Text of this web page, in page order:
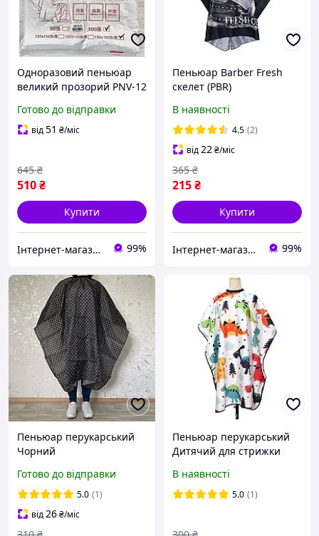
Одноразовий пеньюар
великий прозорий PNV-12
Готово до відправки
від51 ₴/міс
510₴
645 ₴
Купити
Інтернет-магазин Star Beauty 99%
Пеньюар Barber Fresh
скелет (PBR)
В наявності
4.5 (2)
від22₴/міс
215₴
365 ₴
Купити
Інтернет-магазин Star Beauty 99%
Пеньюар перукарський
Чорний
Готово до відправки
5.0 (1)
від26₴/міс
Пеньюар перукарський
Дитячий для стрижки
100*140см на гачках (шт)
Білий
В наявності
5.0 (1)